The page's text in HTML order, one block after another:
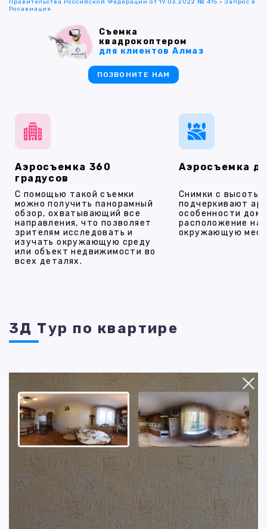
Аэросъемка 360
градусов
С помощью такой съемки
можно получить панорамный
обзор, охватывающий все
направления, что позволяет
зрителям исследовать и
изучать окружающую среду
или объект недвижимости во
всех деталях.
Аэросъемка
Снимки с высоты
подчеркивают
особенности
расположение на
окружающую
Правительства Российской Федерации от 19.03.2022 № 415 -Запрос в
Росавиация
Съемка
квадрокоптером
для клиентов Алмаз
ПОЗВОНИТЕ НАМ
3Д Тур по квартире